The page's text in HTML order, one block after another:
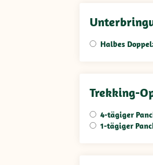
Halbes
Trekking-
4-tägiger
1-tägiger